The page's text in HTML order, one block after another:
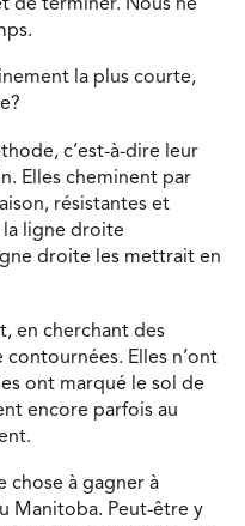
de terminer. Nous ne
la plus courte,
c’est-à-dire leur
Elles cheminent par
résistantes et
la ligne droite
droite les mettrait en
en cherchant des
contournées. Elles n’ont
ont marqué le sol de
encore parfois au
chose à gagner à
Manitoba. Peut-être y